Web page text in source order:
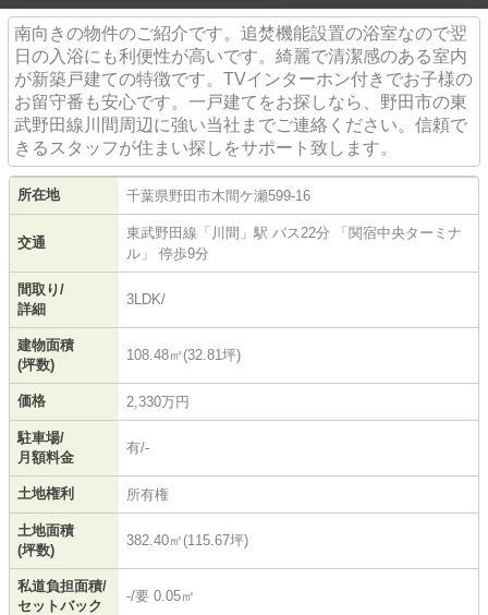
お気軽にご連絡ください！！
南向きの物件のご紹介です。追焚機能設置の浴室なので翌
日の入浴にも利便性が高いです。綺麗で清潔感のある室内
が新築戸建ての特徴です。TVインターホン付きでお子様の
お留守番も安心です。一戸建てをお探しなら、野田市の東
武野田線川間周辺に強い当社までご連絡ください。信頼で
きるスタッフが住まい探しをサポート致します。
所在地 千葉県野田市木間ケ瀬599-16
交通
東武野田線 「 川間 」駅 バス22分 「関宿中央ターミナ
ル」 停歩9分
間取り/
詳細
3LDK/
建物面積
(坪数)
108.48㎡(32.81坪)
価格 2,330万円
駐車場/
月額料金
有/-
土地権利 所有権
土地面積
(坪数)
382.40㎡(115.67坪)
私道負担面積/
セットバック
-/要 0.05㎡